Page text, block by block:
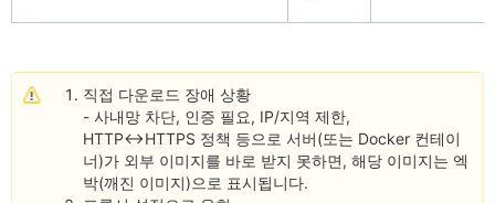
직접 다운로드 장애 상황
- 사내망 차단, 인증 필요, IP/지역 제한,
HTTP↔HTTPS 정책 등으로 서버(또는 Docker 컨테이
너)가 외부 이미지를 바로 받지 못하면, 해당 이미지는 엑
박(깨진 이미지)으로 표시됩니다.